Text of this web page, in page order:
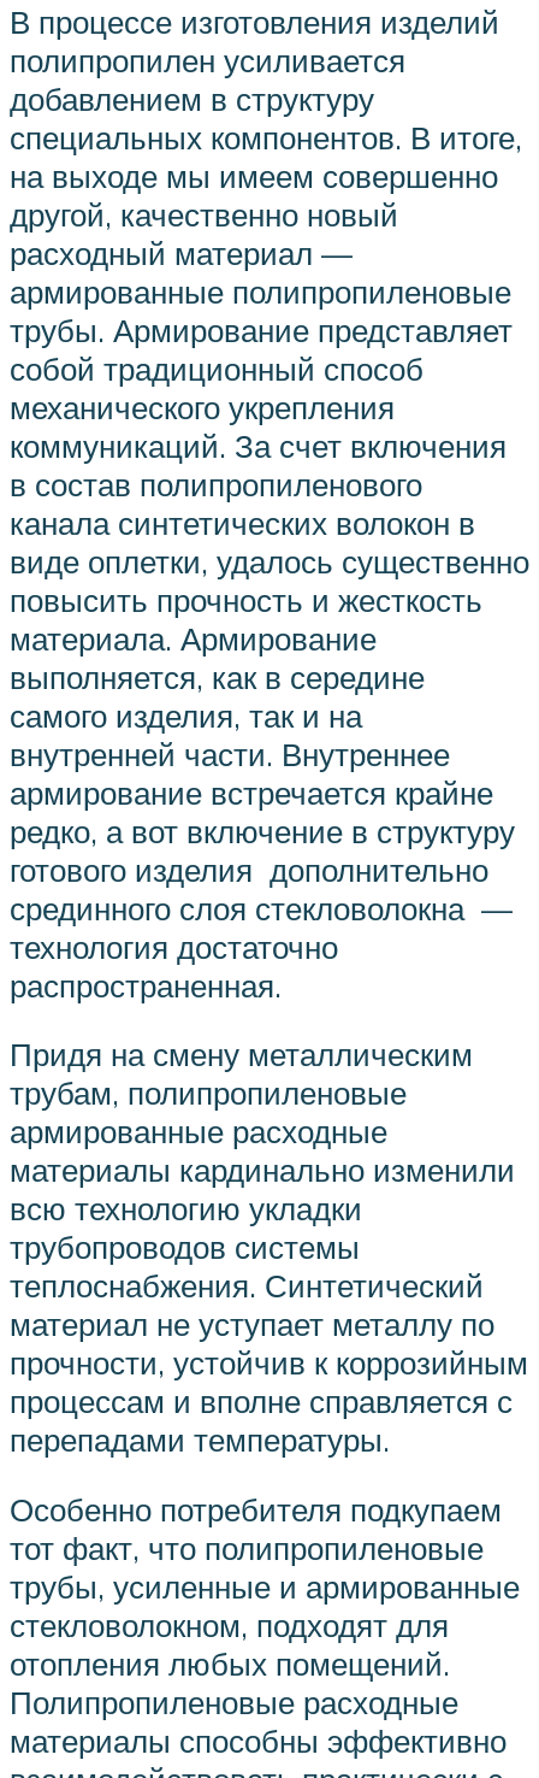
В процессе изготовления изделий
полипропилен усиливается
добавлением в структуру
специальных компонентов. В итоге,
на выходе мы имеем совершенно
другой, качественно новый
расходный материал —
армированные полипропиленовые
трубы. Армирование представляет
собой традиционный способ
механического укрепления
коммуникаций. За счет включения
в состав полипропиленового
канала синтетических волокон в
виде оплетки, удалось существенно
повысить прочность и жесткость
материала. Армирование
выполняется, как в середине
самого изделия, так и на
внутренней части. Внутреннее
армирование встречается крайне
редко, а вот включение в структуру
готового изделия дополнительно
срединного слоя стекловолокна —
технология достаточно
распространенная.
Придя на смену металлическим
трубам, полипропиленовые
армированные расходные
материалы кардинально изменили
всю технологию укладки
трубопроводов системы
теплоснабжения. Синтетический
материал не уступает металлу по
прочности, устойчив к коррозийным
процессам и вполне справляется с
перепадами температуры.
Особенно потребителя подкупаем
тот факт, что полипропиленовые
трубы, усиленные и армированные
стекловолокном, подходят для
отопления любых помещений.
Полипропиленовые расходные
материалы способны эффективно